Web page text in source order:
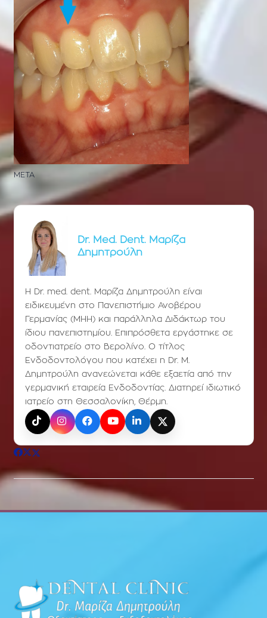
ΜΕΤΑ
Dr. Med. Dent. Μαρίζα
Δημητρούλη
Η Dr. med. dent. Μαρίζα Δημητρούλη είναι
ειδικευμένη στο Πανεπιστήμιο Ανοβέρου
Γερμανίας (ΜΗΗ) και παράλληλα Διδάκτωρ του
ίδιου πανεπιστημίου. Επιπρόσθετα εργάστηκε σε
οδοντιατρείο στο Βερολίνο. Ο τίτλος
Ενδοδοντολόγου που κατέχει η Dr. Μ.
Δημητρούλη ανανεώνεται κάθε εξαετία από την
γερμανική εταιρεία Ενδοδοντίας. Διατηρεί ιδιωτικό
ιατρείο στη Θεσσαλονίκη, Θέρμη.
TikTokInstagramFacebookYouTubeLinkedInX (Twitter)